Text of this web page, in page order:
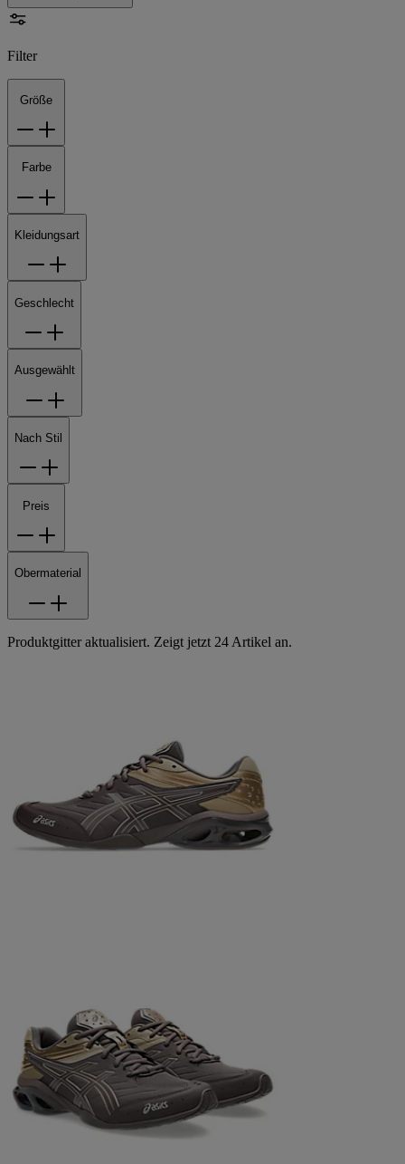
Filter
Größe
Farbe
Kleidungsart
Geschlecht
Ausgewählt
Nach Stil
Preis
Obermaterial
Produktgitter aktualisiert. Zeigt jetzt 24 Artikel an.